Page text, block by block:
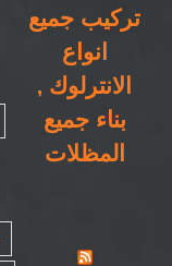
تركيب جميع
انواع
الانترلوك ,
بناء جميع
المظلات